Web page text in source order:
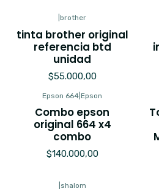
brother
tinta brother original
referencia btd
unidad
$55.000,00
Epson 664 Epson
Combo epson
original 664 x4
combo
$140.000,00
shalom